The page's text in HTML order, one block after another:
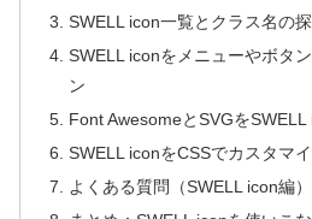
SWELL icon一覧とクラス名の
SWELL iconをメニューやボタ
ン
Font AwesomeとSVGを
SWELL iconをCSSでカスタマ
よくある質問（SWELL icon編）